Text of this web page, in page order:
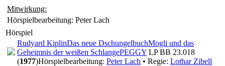
Mitwirkung:
Hörspielbearbeitung: Peter Lach
Hörspiel
Rudyard KiplinDas neue DschungelbuchMogli und das
Geheimnis der weißen SchlangePEGGY LP BB 23.018
(1977)Hörspielbearbeitung: Peter Lach • Regie: Lothar Zibell